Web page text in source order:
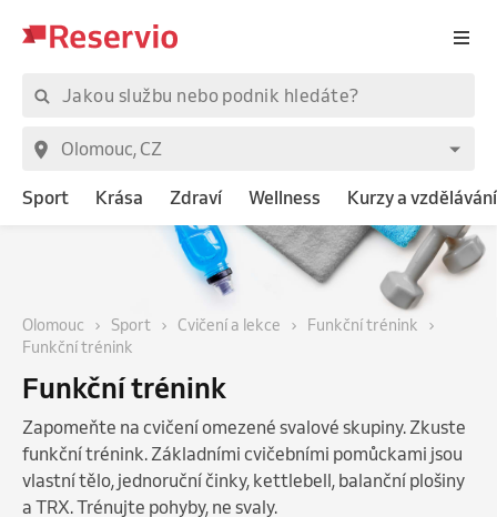
Sport Krása Zdraví Wellness Kurzy a vzdělávání
Olomouc Sport Cvičení a lekce
Funkční trénink
Funkční trénink
Funkční trénink
Zapomeňte na cvičení omezené svalové skupiny. Zkuste
funkční trénink. Základními cvičebními pomůckami jsou
vlastní tělo, jednoruční činky, kettlebell, balanční plošiny
a TRX. Trénujte pohyby, ne svaly.